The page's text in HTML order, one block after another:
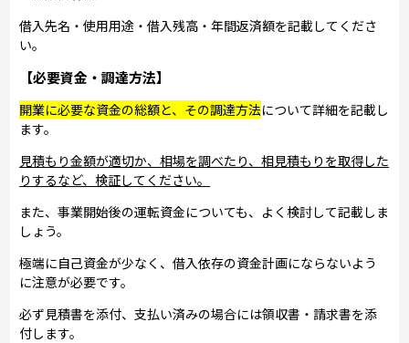
借入先名・使用用途・借入残高・年間返済額を記載してくださ
い。
【必要資金・調達方法】
開業に必要な資金の総額と、その調達方法について詳細を記載し
ます。
見積もり金額が適切か、相場を調べたり、相見積もりを取得した
りするなど、検証してください。
また、事業開始後の運転資金についても、よく検討して記載しま
しょう。
極端に自己資金が少なく、借入依存の資金計画にならないよう
に注意が必要です。
必ず見積書を添付、支払い済みの場合には領収書・請求書を添
付します。